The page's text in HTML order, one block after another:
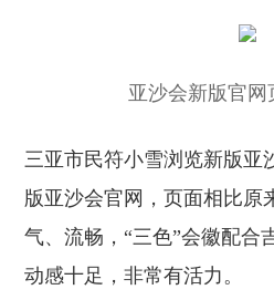
亚沙会新版官网
三亚市民符小雪浏览新版亚
版亚沙会官网，页面相比原
气、流畅，“三色”会徽配合
动感十足，非常有活力。